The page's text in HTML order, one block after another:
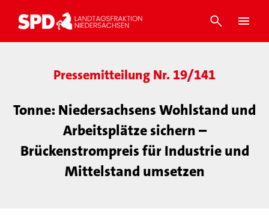
Pressemitteilung Nr. 19/141
Tonne: Niedersachsens Wohlstand und
Arbeitsplätze sichern –
Brückenstrompreis für Industrie und
Mittelstand umsetzen